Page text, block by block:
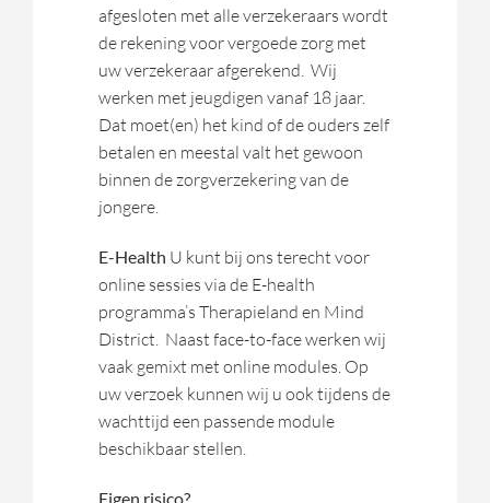
afgesloten met alle verzekeraars wordt
de rekening voor vergoede zorg met
uw verzekeraar afgerekend. Wij
werken met jeugdigen vanaf 18 jaar.
Dat moet(en) het kind of de ouders zelf
betalen en meestal valt het gewoon
binnen de zorgverzekering van de
jongere.
E-Health U kunt bij ons terecht voor
online sessies via de E-health
programma’s Therapieland en Mind
District. Naast face-to-face werken wij
vaak gemixt met online modules. Op
uw verzoek kunnen wij u ook tijdens de
wachttijd een passende module
beschikbaar stellen.
Eigen risico?